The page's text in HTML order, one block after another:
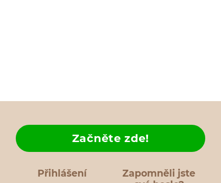
Přihlášení
Zapomněli jste
Začněte zde!